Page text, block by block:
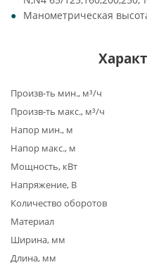
Манометрическая
Произв-ть мин., м³/ч
Произв-ть макс., м³/ч
Напор мин., м
Напор макс., м
Мощность, кВт
Напряжение, В
Количество оборотов
Материал
Ширина, мм
Длина, мм